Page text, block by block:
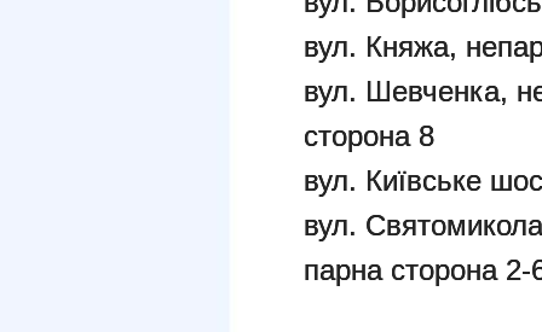
вул. Княжа,
вул. Шевченка,
сторона 8
вул. Київське
вул.
парна сторона 2-